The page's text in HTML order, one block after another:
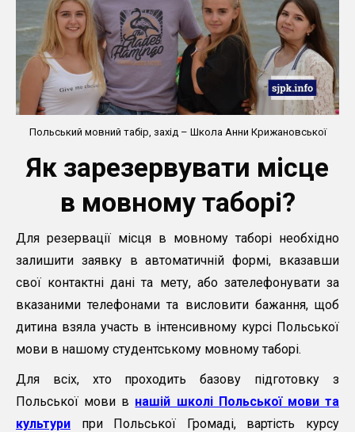
Польський мовний табір, захід – Школа Анни Крижановської
Як зарезервувати місце
в мовному таборі?
Для резервації місця в мовному таборі необхідно
залишити заявку в автоматичній формі, вказавши
свої контактні дані та мету, або зателефонувати за
вказаними телефонами та висловити бажання, щоб
дитина взяла участь в інтенсивному курсі Польської
мови в нашому студентському мовному таборі.
Для всіх, хто проходить базову підготовку з
Польської мови в нашій школі Польської мови та
культури при Польської Громаді, вартість курсу